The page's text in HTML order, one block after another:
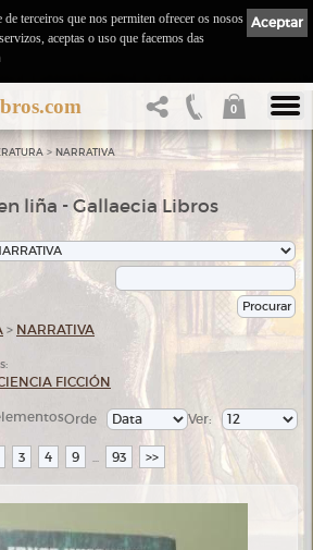
0
> NARRATIVA
liña - Gallaecia Libros
> NARRATIVA
FICCIÓN
Ver:
Orde
3 4 9 ... 93 >>
Aceptar
de terceiros que nos permiten ofrecer os nosos
aceptas o uso que facemos das